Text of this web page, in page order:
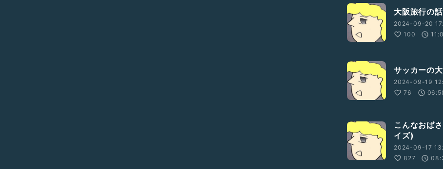
大阪旅行の
2024-09-20
100
サッカーの
2024-09-19
76
こんなおば
イズ)
2024-09-17
827